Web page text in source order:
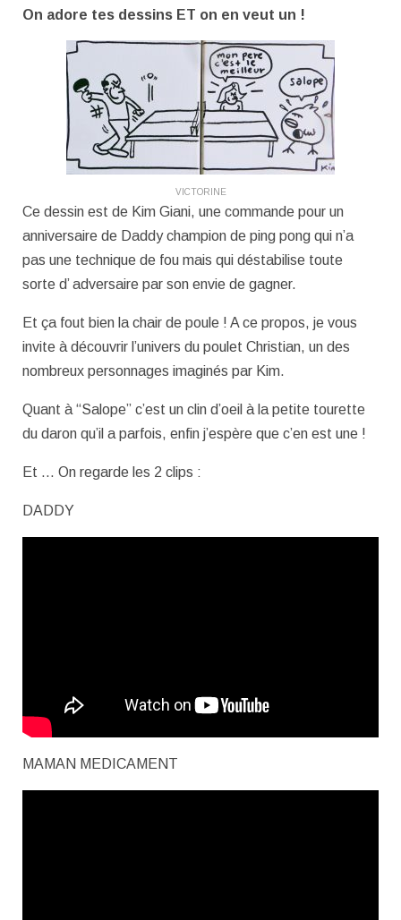
On adore tes dessins ET on en veut un !
VICTORINE
Ce dessin est de Kim Giani, une commande pour un
anniversaire de Daddy champion de ping pong qui n’a
pas une technique de fou mais qui déstabilise toute
sorte d’ adversaire par son envie de gagner.
Et ça fout bien la chair de poule ! A ce propos, je vous
invite à découvrir l’univers du poulet Christian, un des
nombreux personnages imaginés par Kim.
Quant à “Salope” c’est un clin d’oeil à la petite tourette
du daron qu’il a parfois, enfin j’espère que c’en est une !
Et … On regarde les 2 clips :
DADDY
MAMAN MEDICAMENT